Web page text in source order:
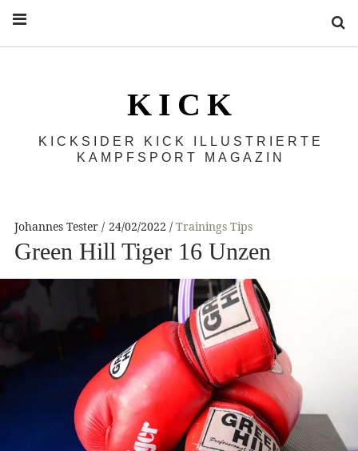
K I C K
KICKSIDER KICK ILLUSTRIERTE
KAMPFSPORT MAGAZIN
Johannes Tester 24/02/2022 Trainings Tips
Green Hill Tiger 16 Unzen